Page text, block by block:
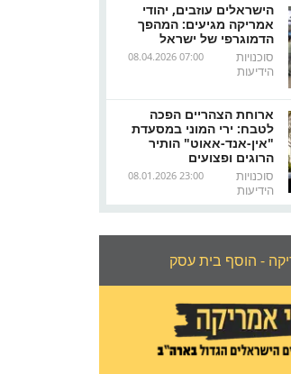
הישראלים עוזבים, יהודי
אמריקה מגיעים: המהפך
הדמוגרפי של ישראל
08.04.2026 07:00
סוכנויות
הידיעות
ארוחת הצהריים הפכה
לטבח: ירי המוני במסעדת
"אין-אנד-אאוט" הותיר
הרוגים ופצועים
08.01.2026 23:00
סוכנויות
הידיעות